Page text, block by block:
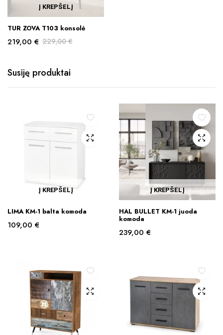
Į KREPŠELĮ
TUR ZOVA T103 konsolė
229,00€
was:
229,00 €.
219,00 €
is:
219,00 €.
Susiję produktai
Į KREPŠELĮ
LIMA KM-1 balta komoda
109,00 €
Į KREPŠELĮ
HAL BULLET KM-1 juoda
komoda
239,00 €